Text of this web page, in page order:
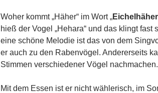
Woher kommt „Häher“ im Wort „Eichelhäher
hieß der Vogel „Hehara“ und das klingt fast
eine schöne Melodie ist das von dem
er auch zu den Rabenvögel. Andererseits
Stimmen verschiedener Vögel
Mit dem Essen ist er nicht wählerisch, im